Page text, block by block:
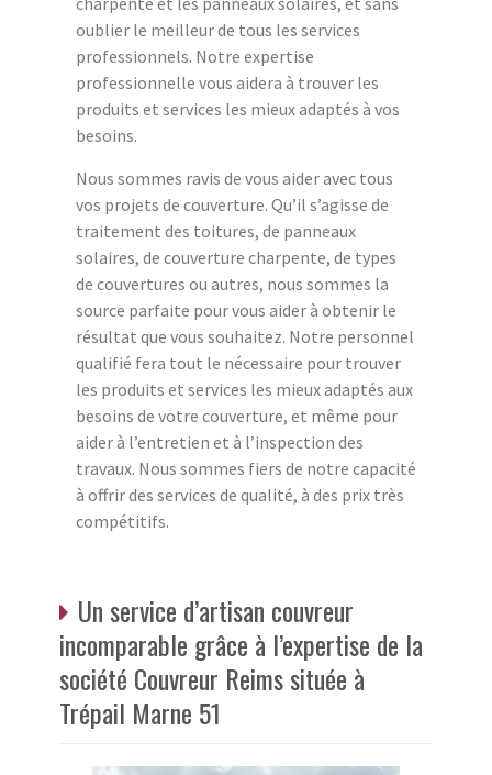
oublier le meilleur de tous les services
professionnels. Notre expertise
professionnelle vous aidera à trouver les
produits et services les mieux adaptés à vos
besoins.
Nous sommes ravis de vous aider avec tous
vos projets de couverture. Qu’il s’agisse de
traitement des toitures, de panneaux
solaires, de couverture charpente, de types
de couvertures ou autres, nous sommes la
source parfaite pour vous aider à obtenir le
résultat que vous souhaitez. Notre personnel
qualifié fera tout le nécessaire pour trouver
les produits et services les mieux adaptés aux
besoins de votre couverture, et même pour
aider à l’entretien et à l’inspection des
travaux. Nous sommes fiers de notre capacité
à offrir des services de qualité, à des prix très
compétitifs.
Un service d’artisan couvreur
incomparable grâce à l’expertise de la
société Couvreur Reims située à
Trépail Marne 51